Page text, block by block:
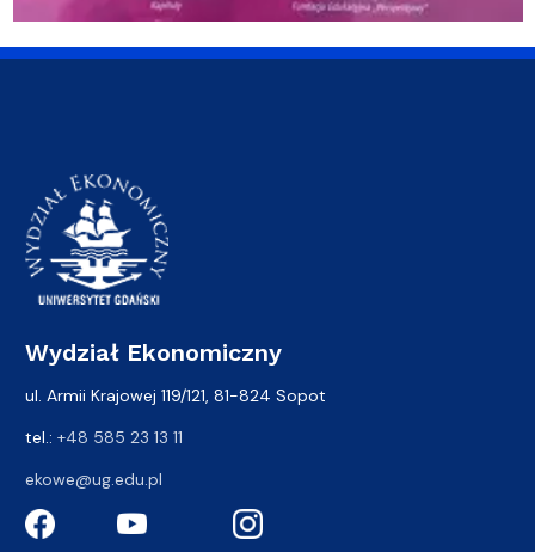
Wydział Ekonomiczny
ul. Armii Krajowej 119/121, 81-824 Sopot
tel.: +48 585 23 13 11
ekowe@ug.edu.pl